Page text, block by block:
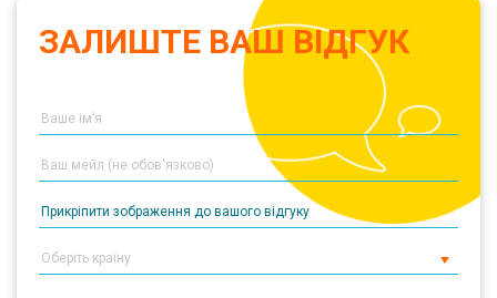
ЗАЛИШТЕ ВАШ ВІДГУК
Прикріпити зображення до вашого відгуку